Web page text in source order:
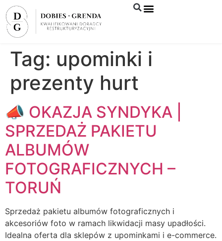
Tag: upominki i
prezenty hurt
📣 OKAZJA SYNDYKA |
SPRZEDAŻ PAKIETU
ALBUMÓW
FOTOGRAFICZNYCH –
TORUŃ
Sprzedaż pakietu albumów fotograficznych i
akcesoriów foto w ramach likwidacji masy upadłości.
Idealna oferta dla sklepów z upominkami i e-commerce.